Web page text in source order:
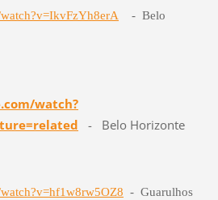
- Belo
watch?
- Belo Horizonte
- Guarulhos